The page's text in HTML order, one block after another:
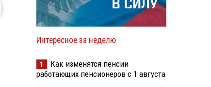
Интересное за неделю
1
Как изменятся пенсии
работающих пенсионеров с 1 августа